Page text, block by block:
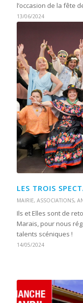
l’occasion de la fête
13/06/2024
LES TROIS
MAIRIE, ASSOCIATIONS,
Ils et Elles sont de
Marais, pour nous
talents scéniques !
14/05/2024